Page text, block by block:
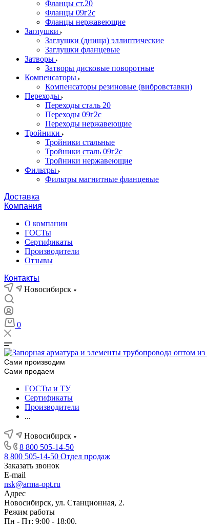
Фланцы ст.20
Фланцы 09г2с
Фланцы нержавеющие
Заглушки
Заглушки (днища) эллиптические
Заглушки фланцевые
Затворы
Затворы дисковые поворотные
Компенсаторы
Компенсаторы резиновые (вибровставки)
Переходы
Переходы сталь 20
Переходы 09г2с
Переходы нержавеющие
Тройники
Тройники стальные
Тройники сталь 09г2с
Тройники нержавеющие
Фильтры
Фильтры магнитные фланцевые
Доставка
Компания
О компании
ГОСТы
Сертификаты
Производители
Отзывы
Контакты
Новосибирск
0
Сами производим
Сами продаем
ГОСТы и ТУ
Сертификаты
Производители
...
Новосибирск
8 800 505-14-50
8 800 505-14-50 Отдел продаж
Заказать звонок
E-mail
nsk@arma-opt.ru
Адрес
Новосибирск, ул. Станционная, 2.
Режим работы
Пн - Пт: 9:00 - 18:00.